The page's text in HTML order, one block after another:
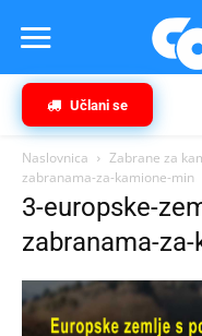
Učlani se
Naslovnica Zabrane za
zabranama-za-kamione-min
3-europske-
zabranama-